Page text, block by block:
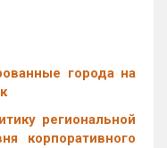
города на
региональной
корпоративного